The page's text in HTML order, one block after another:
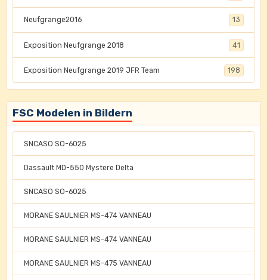
Neufgrange2016 13
Exposition Neufgrange 2018 41
Exposition Neufgrange 2019 JFR Team 198
FSC Modelen in Bildern
SNCASO SO-6025
Dassault MD-550 Mystere Delta
SNCASO SO-6025
MORANE SAULNIER MS-474 VANNEAU
MORANE SAULNIER MS-474 VANNEAU
MORANE SAULNIER MS-475 VANNEAU